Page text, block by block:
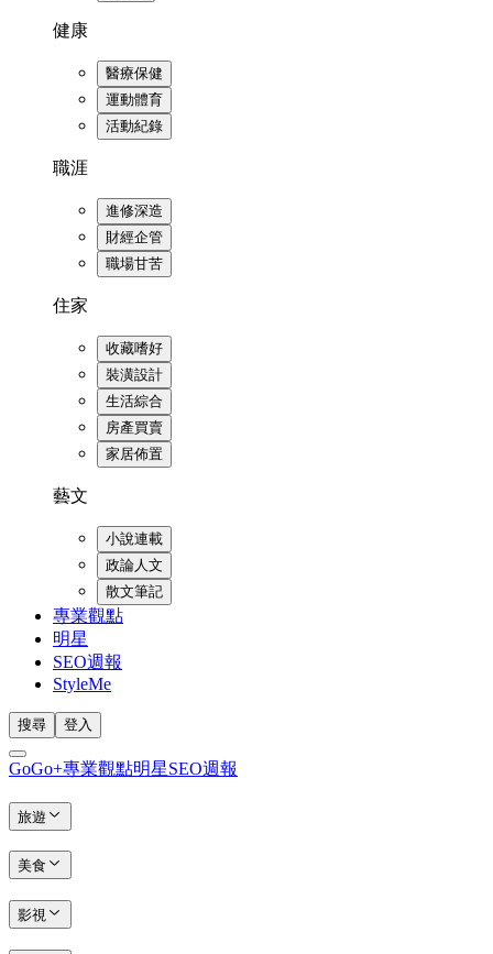
健康
醫療保健
運動體育
活動紀錄
職涯
進修深造
財經企管
職場甘苦
住家
收藏嗜好
裝潢設計
生活綜合
房產買賣
家居佈置
藝文
小說連載
政論人文
散文筆記
專業觀點
明星
SEO週報
StyleMe
搜尋 登入
GoGo+專業觀點明星SEO週報
旅遊
美食
影視